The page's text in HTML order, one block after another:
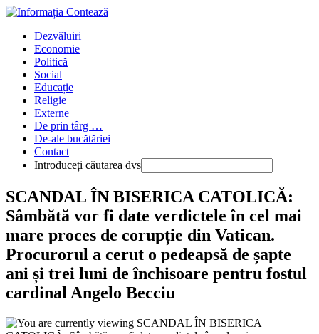
Skip
content
Main
Menu
Dezvăluiri
Economie
Politică
Social
Educație
Religie
Externe
De prin târg …
De-ale bucătăriei
Contact
Introduceți căutarea dvs
Press
Escape
to
the
Main
Menu
panel
SCANDAL ÎN BISERICA CATOLICĂ:
Sâmbătă vor fi date verdictele în cel mai
mare proces de corupție din Vatican.
Procurorul a cerut o pedeapsă de șapte
ani și trei luni de închisoare pentru fostul
cardinal Angelo Becciu